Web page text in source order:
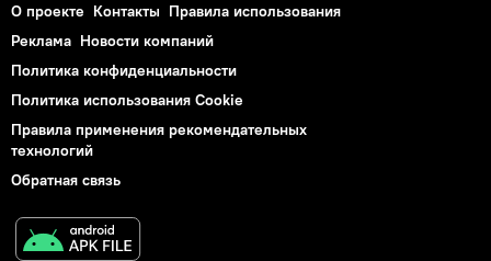
О проекте Контакты Правила использования
Реклама Новости компаний
Политика конфиденциальности
Политика использования Cookie
Правила применения рекомендательных
технологий
Обратная связь